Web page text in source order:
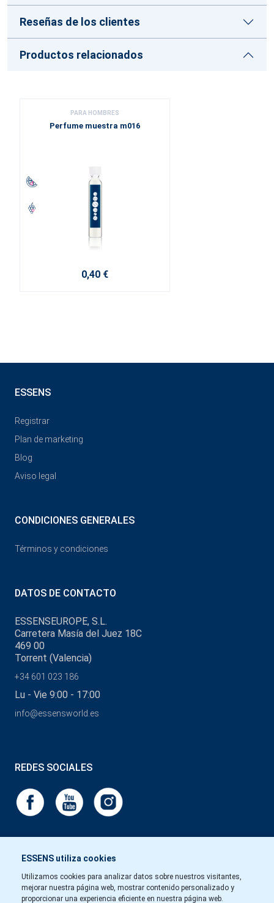
Reseñas de los clientes
Productos relacionados
PARA HOMBRES
Perfume muestra m016
0,40 €
ESSENS utiliza cookies
Utilizamos cookies para analizar datos sobre nuestros visitantes,
mejorar nuestra página web, mostrar contenido personalizado y
proporcionar una experiencia eficiente en nuestra página web.
ESSENS
Registrar
Plan de marketing
Blog
Aviso legal
CONDICIONES GENERALES
Términos y condiciones
DATOS DE CONTACTO
ESSENSEUROPE, S.L.
Carretera Masía del Juez 18C
469 00
Torrent (Valencia)
+34 601 023 186
Lu - Vie 9:00 - 17:00
info@essensworld.es
REDES SOCIALES